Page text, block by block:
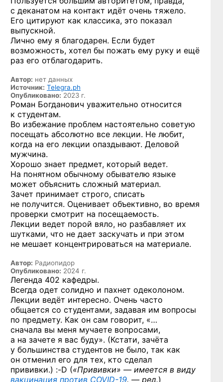
с деканатом на контакт идёт очень тяжело.
Его цитируют как классика, это показал
выпускной.
Лично ему я благодарен. Если будет
возможность, хотел бы пожать ему руку и ещё
раз его отблагодарить.
Автор: нет данных
Источник: Telegra.ph
Опубликовано: 2023 г.
Роман Богданович уважительно относится
к студентам.
Во избежание проблем настоятельно советую
посещать абсолютно все лекции. Не любит,
когда на его лекции опаздывают. Деловой
мужчина.
Хорошо знает предмет, который ведет.
На понятном обычному обывателю языке
может объяснить сложный материал.
Зачет принимает строго, списать
не получится. Оценивает объективно, во время
проверки смотрит на посещаемость.
Лекции ведет порой вяло, но разбавляет их
шутками, что не дает заскучать и при этом
не мешает концентрироваться на материале.
Автор: Радиопидор
Опубликовано: 2024 г.
Легенда 402 кафедры.
Всегда одет солидно и пахнет одеколоном.
Лекции ведёт интересно. Очень часто
общается со студентами, задавая им вопросы
по предмету. Как он сам говорит, «…
сначала вы меня мучаете вопросами,
а на зачете я вас буду». (Кстати, зачёта
у большинства студентов не было, так как
он отменил его для тех, кто сделал
прививки.) :-D («Прививки» — имеется в виду
вакцинация против COVID-19. — ред.)